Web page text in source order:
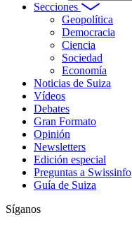
Secciones
Geopolítica
Democracia
Ciencia
Sociedad
Economía
Noticias de Suiza
Vídeos
Debates
Gran Formato
Opinión
Newsletters
Edición especial
Preguntas a Swissinfo
Guía de Suiza
Síganos